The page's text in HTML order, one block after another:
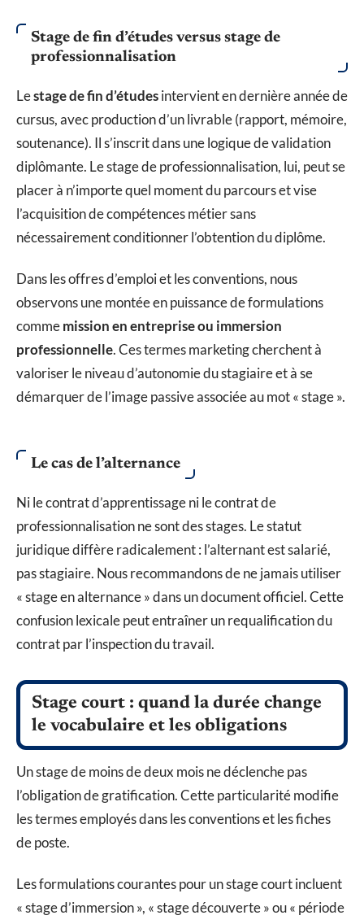
Stage de fin d’études versus stage de
professionnalisation
Lestage de fin d’étudesintervient en dernière année de
cursus, avec production d’un livrable (rapport, mémoire,
soutenance). Il s’inscrit dans une logique de validation
diplômante. Le stage de professionnalisation, lui, peut se
placer à n’importe quel moment du parcours et vise
l’acquisition de compétences métier sans
nécessairement conditionner l’obtention du diplôme.
Dans les offres d’emploi et les conventions, nous
observons une montée en puissance de formulations
commemission en entreprise ou immersion
professionnelle. Ces termes marketing cherchent à
valoriser le niveau d’autonomie du stagiaire et à se
démarquer de l’image passive associée au mot « stage ».
Le cas de l’alternance
Ni le contrat d’apprentissage ni le contrat de
professionnalisation ne sont des stages. Le statut
juridique diffère radicalement : l’alternant est salarié,
pas stagiaire. Nous recommandons de ne jamais utiliser
« stage en alternance » dans un document officiel. Cette
confusion lexicale peut entraîner un requalification du
contrat par l’inspection du travail.
Stage court : quand la durée change
le vocabulaire et les obligations
Un stage de moins de deux mois ne déclenche pas
l’obligation de gratification. Cette particularité modifie
les termes employés dans les conventions et les fiches
de poste.
Les formulations courantes pour un stage court incluent
« stage d’immersion », « stage découverte » ou « période